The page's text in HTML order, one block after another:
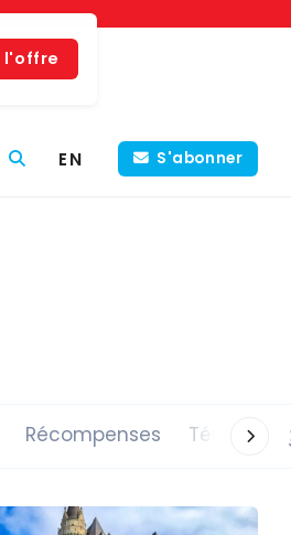
l'offre
EN S'abonner
Récompenses